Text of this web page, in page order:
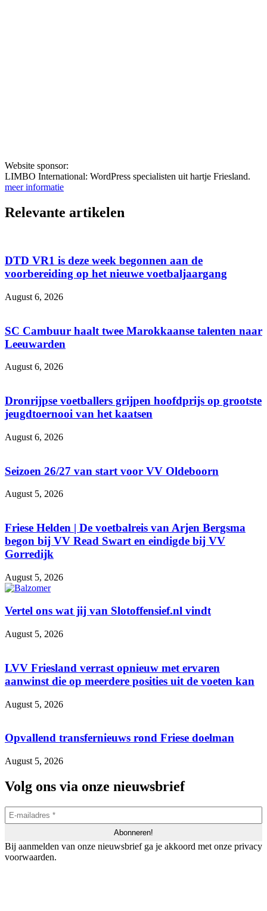
Website sponsor:
LIMBO International: WordPress specialisten uit hartje Friesland.
meer informatie
Relevante artikelen
DTD VR1 is deze week begonnen aan de
voorbereiding op het nieuwe voetbaljaargang
August 6, 2026
SC Cambuur haalt twee Marokkaanse talenten naar
Leeuwarden
August 6, 2026
Dronrijpse voetballers grijpen hoofdprijs op grootste
jeugdtoernooi van het kaatsen
August 6, 2026
Seizoen 26/27 van start voor VV Oldeboorn
August 5, 2026
Friese Helden | De voetbalreis van Arjen Bergsma
begon bij VV Read Swart en eindigde bij VV
Gorredijk
August 5, 2026
Vertel ons wat jij van Slotoffensief.nl vindt
August 5, 2026
LVV Friesland verrast opnieuw met ervaren
aanwinst die op meerdere posities uit de voeten kan
August 5, 2026
Opvallend transfernieuws rond Friese doelman
August 5, 2026
Volg ons via onze nieuwsbrief
Bij aanmelden van onze nieuwsbrief ga je akkoord met onze privacy
voorwaarden.